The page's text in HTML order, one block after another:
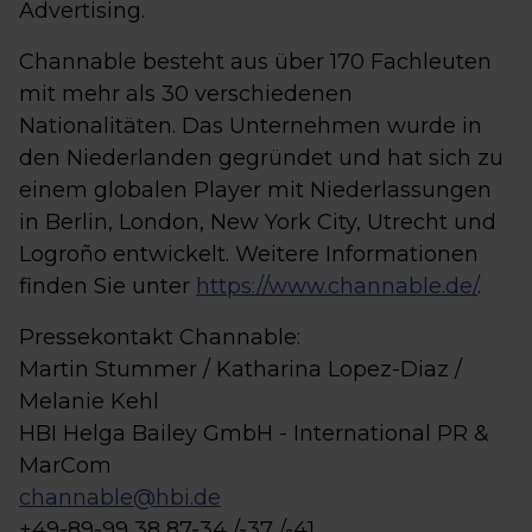
Advertising.
Channable besteht aus über 170 Fachleuten
mit mehr als 30 verschiedenen
Nationalitäten. Das Unternehmen wurde in
den Niederlanden gegründet und hat sich zu
einem globalen Player mit Niederlassungen
in Berlin, London, New York City, Utrecht und
Logroño entwickelt. Weitere Informationen
finden Sie unter https://www.channable.de/.
Pressekontakt Channable:
Martin Stummer / Katharina Lopez-Diaz /
Melanie Kehl
HBI Helga Bailey GmbH - International PR &
MarCom
channable@hbi.de